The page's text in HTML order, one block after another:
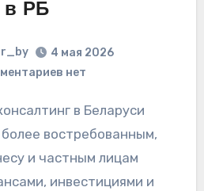
в РБ
4 мая 2026
нет
востребованным,
и частным лицам
инвестициями и